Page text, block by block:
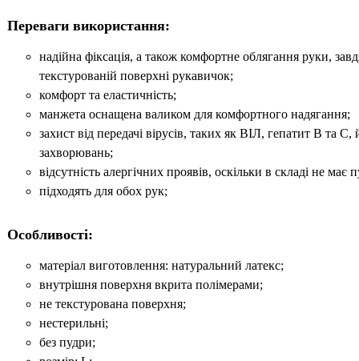
Переваги використання:
надійна фіксація, а також комфортне облягання руки,
текстурованій поверхні рукавичок;
комфорт та еластичність;
манжета оснащена валиком для комфортного надягання;
захист від передачі вірусів, таких як ВІЛ, гепатит B та
захворювань;
відсутність алергічних проявів, оскільки в складі не має
підходять для обох рук;
Особливості:
матеріал виготовлення: натуральний латекс;
внутрішня поверхня вкрита полімерами;
не текстурована поверхня;
нестерильні;
без пудри;